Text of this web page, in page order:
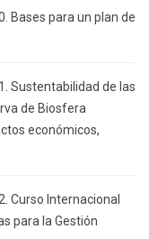
Bases para un plan de
Sustentabilidad de las
de Biosfera
económicos,
Curso Internacional
para la Gestión